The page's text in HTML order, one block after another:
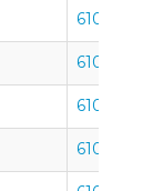
6100-610
6100-707
6100-690
6100-620